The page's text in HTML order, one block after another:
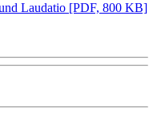
Laudatio [PDF, 800 KB]